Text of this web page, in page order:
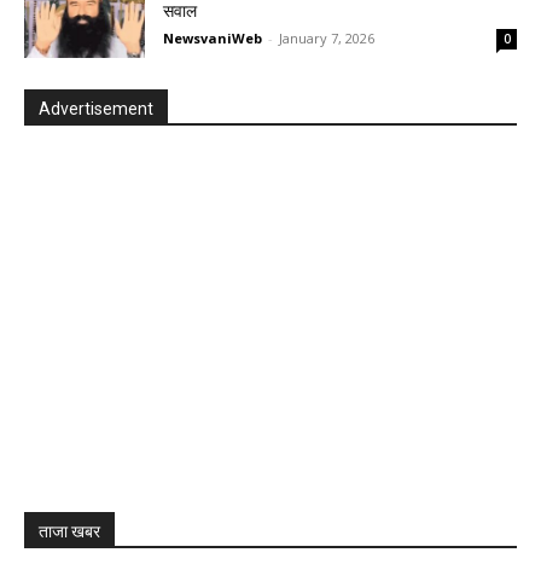
सवाल
NewsvaniWeb - January 7, 2026 0
Advertisement
ताजा खबर